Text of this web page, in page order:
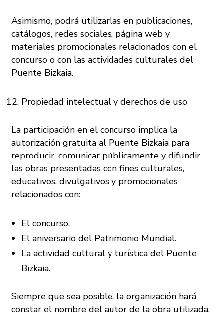
Asimismo, podrá utilizarlas en publicaciones,
catálogos, redes sociales, página web y
materiales promocionales relacionados con el
concurso o con las actividades culturales del
Puente Bizkaia.
Propiedad intelectual y derechos de uso
La participación en el concurso implica la
autorización gratuita al Puente Bizkaia para
reproducir, comunicar públicamente y difundir
las obras presentadas con fines culturales,
educativos, divulgativos y promocionales
relacionados con:
El concurso.
El aniversario del Patrimonio Mundial.
La actividad cultural y turística del Puente
Bizkaia.
Siempre que sea posible, la organización hará
constar el nombre del autor de la obra utilizada.